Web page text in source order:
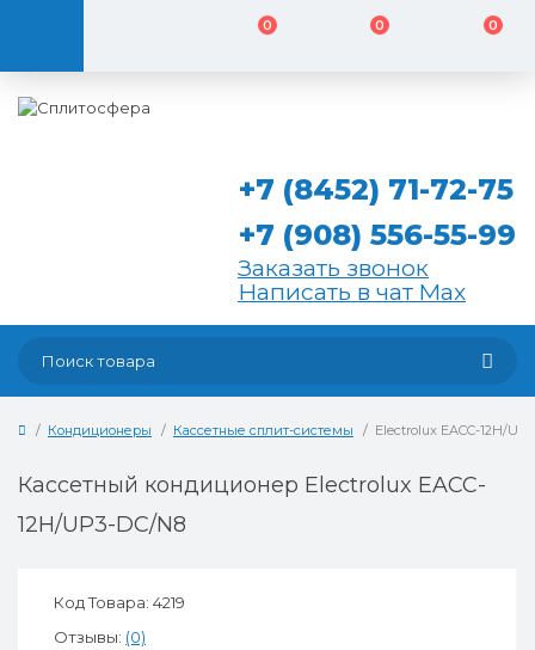
0 0 0
+7 (8452) 71-72-75
+7 (908) 556-55-99
Заказать звонок
Написать в чат Max
Кондиционеры Кассетные сплит-системы Electrolux EACC-12H/
Кассетный кондиционер Electrolux EACC-
12H/UP3-DC/N8
Код Товара: 4219
Отзывы: (0)